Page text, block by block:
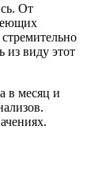
От
из виду этот
в месяц и